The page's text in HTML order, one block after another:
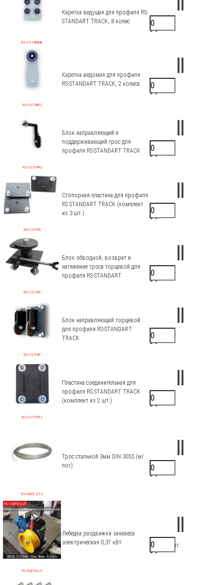
RS-CST-BRM8
Каретка ведущая для профиля RS-
STANDART TRACK, 8 колес
4664 ₽/шт.
0 ₽
RS-CST-BR2
Каретка ведомая для профиля
RS-STANDART TRACK, 2 колеса
1045 ₽/шт.
0 ₽
RS-CST-HPU
Блок направляющий и
поддерживающий трос для
профиля RS-STANDART TRACK
1317 ₽/шт.
0 ₽
RS-CST-PR
Стопорная пластина для профиля
RS STANDART TRACK (комплект
из 3 шт.)
825 ₽/шт.
0 ₽
RS-CST-RP
Блок обводной, возврат и
натяжение троса торцевой для
профиля RS-STANDART
3878 ₽/шт.
0 ₽
RS-CST-HP
Блок направляющий торцевой
для профиля RS-STANDART
TRACK
5363 ₽/шт.
0 ₽
RS-CST-CP01
Пластина соединительная для
профиля RS STANDART TRACK
(комплект из 2 шт.)
4950 ₽/шт.
0 ₽
RS-ROPE-ST-3
Трос стальной 3мм DIN 3055 (м/
пог)
50 ₽/шт.
0 ₽
РС-ЛЭРЗ-0,37
Лебедка раздвижки занавеса
электрическая 0,37 кВт
95000 ₽/шт.
0 ₽